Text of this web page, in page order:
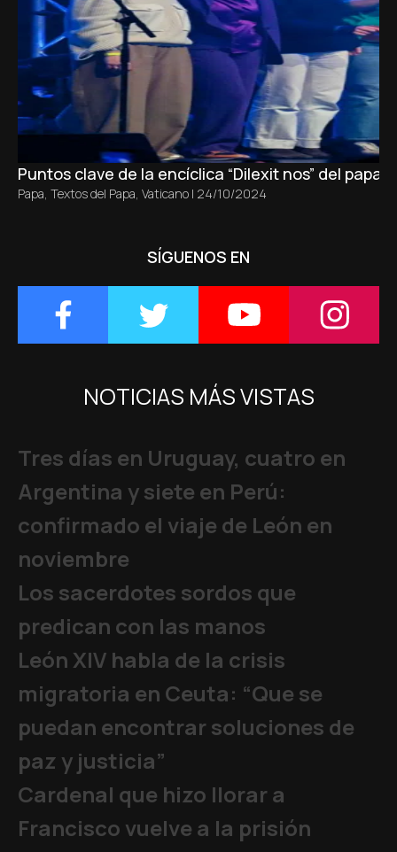
Puntos clave de la encíclica “Dilexit nos” del papa
Papa, Textos del Papa, Vaticano | 24/10/2024
SÍGUENOS EN
NOTICIAS MÁS VISTAS
Tres días en Uruguay, cuatro en
Argentina y siete en Perú:
confirmado el viaje de León en
noviembre
Los sacerdotes sordos que
predican con las manos
León XIV habla de la crisis
migratoria en Ceuta: “Que se
puedan encontrar soluciones de
paz y justicia”
Cardenal que hizo llorar a
Francisco vuelve a la prisión